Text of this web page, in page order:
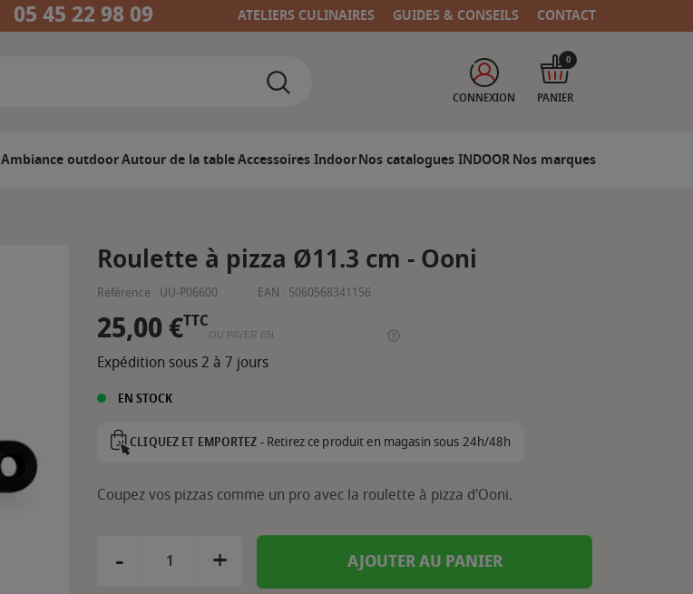
05 45 22 98 09 ATELIERS CULINAIRES GUIDES & CONSEILS CONTACT
CONNEXION PANIER
0
Ambiance outdoorAutour de la tableAccessoires IndoorNos catalogues INDOORNos marques
Roulette à pizza Ø11.3 cm - Ooni
Référence : UU-P06600 EAN : 5060568341156
25,00 €TTC
OU PAYER EN
Expédition sous 2 à 7 jours
EN STOCK
CLIQUEZ ET EMPORTEZ -Retirez ce produit en magasin sous 24h/48h
Coupez vos pizzas comme un pro avec la roulette à pizza d'Ooni.
- + AJOUTER AU PANIER